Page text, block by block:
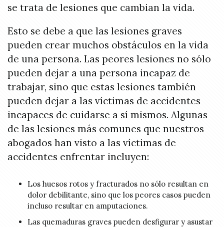
se trata de lesiones que cambian la vida.
Esto se debe a que las lesiones graves
pueden crear muchos obstáculos en la vida
de una persona. Las peores lesiones no sólo
pueden dejar a una persona incapaz de
trabajar, sino que estas lesiones también
pueden dejar a las víctimas de accidentes
incapaces de cuidarse a sí mismos. Algunas
de las lesiones más comunes que nuestros
abogados han visto a las víctimas de
accidentes enfrentar incluyen:
Los huesos rotos y fracturados no sólo resultan en
dolor debilitante, sino que los peores casos pueden
incluso resultar en amputaciones.
Las quemaduras graves pueden desfigurar y asustar